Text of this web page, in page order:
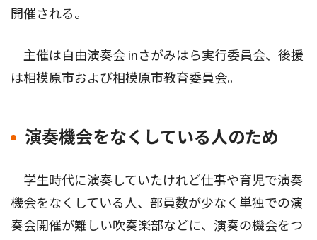
開催される。
主催は自由演奏会 inさがみはら実行委員会、後援
は相模原市および相模原市教育委員会。
演奏機会をなくしている人のため
学生時代に演奏していたけれど仕事や育児で演奏
機会をなくしている人、部員数が少なく単独での演
奏会開催が難しい吹奏楽部などに、演奏の機会をつ